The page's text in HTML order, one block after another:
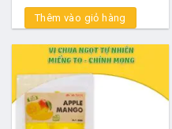
Thêm vào giỏ hàng